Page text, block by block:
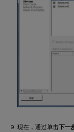
现在，通过单击下一